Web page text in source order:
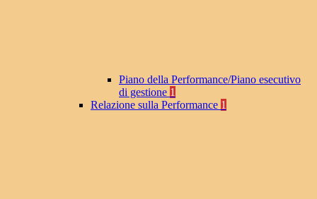
Piano della Performance/Piano esecutivo
di gestione 1
Relazione sulla Performance 1